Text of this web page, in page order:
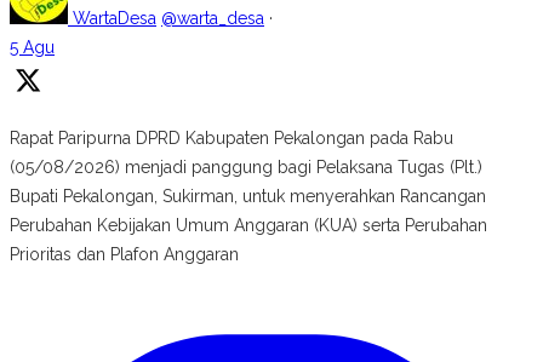
WartaDesa @warta_desa ·
5 Agu
Rapat Paripurna DPRD Kabupaten Pekalongan pada Rabu
(05/08/2026) menjadi panggung bagi Pelaksana Tugas (Plt.)
Bupati Pekalongan, Sukirman, untuk menyerahkan Rancangan
Perubahan Kebijakan Umum Anggaran (KUA) serta Perubahan
Prioritas dan Plafon Anggaran